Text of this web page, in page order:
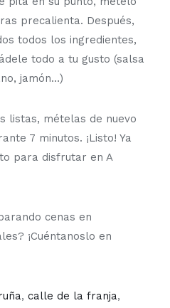
precalienta. Después,
todos los ingredientes,
todo a tu gusto (salsa
jamón…)
listas, mételas de nuevo
7 minutos. ¡Listo! Ya
para disfrutar en A
cenas en
¡Cuéntanoslo en
, calle de la franja,